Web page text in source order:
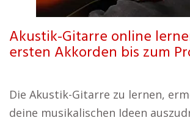
Akustik-Gitarre online
ersten Akkorden bis zum
Die Akustik-Gitarre zu lernen,
deine musikalischen Ideen